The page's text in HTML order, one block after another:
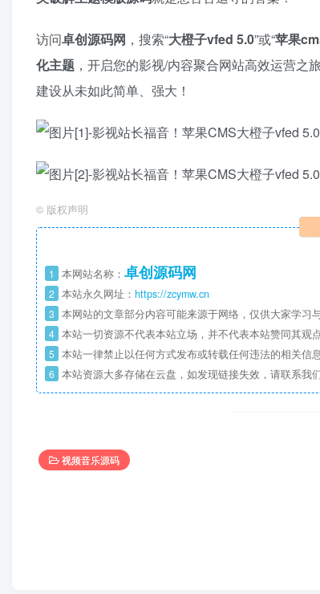
访问卓创源码网 ，搜索“大橙子vfed 5.0”或“苹果
化主题 ，开启您的影视/内容聚合网站高效运营之
建设从未如此简单、强大！
© 版权声明
1 本网站名称： 卓创源码网
2 本站永久网址： https://zcymw.cn
3 本网站的文章部分内容可能来源于网络，仅供大家学习
4 本站一切资源不代表本站立场，并不代表本站赞同其观
5 本站一律禁止以任何方式发布或转载任何违法的相关信
6 本站资源大多存储在云盘，如发现链接失效，请联系我
视频音乐源码